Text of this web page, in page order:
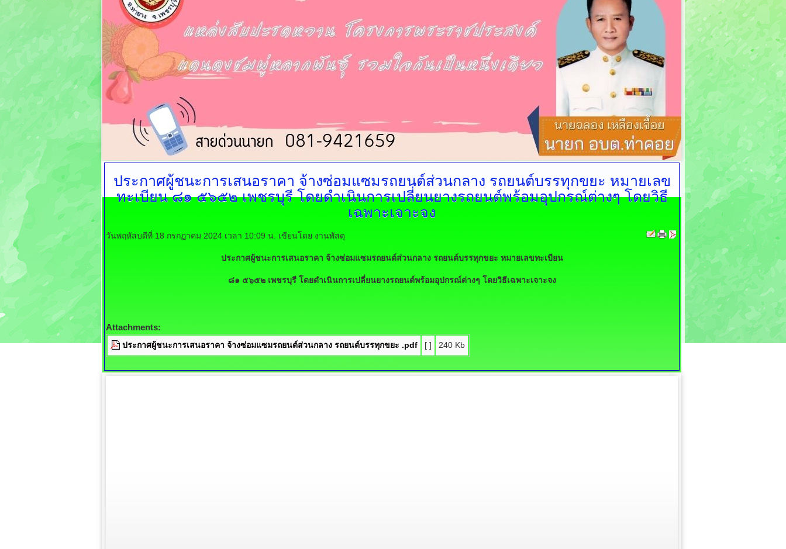
ประกาศผู้ชนะการเสนอราคา จ้างซ่อมแซมรถยนต์ส่วนกลาง รถยนต์บรรทุกขยะ หมายเลข
ทะเบียน ๘๑ ๕๖๕๒ เพชรบุรี โดยดำเนินการเปลี่ยนยางรถยนต์พร้อมอุปกรณ์ต่างๆ โดยวิธี
เฉพาะเจาะจง
วันพฤหัสบดีที่ 18 กรกฏาคม 2024 เวลา 10:09 น. เขียนโดย งานพัสดุ
ประกาศผู้ชนะการเสนอราคา จ้างซ่อมแซมรถยนต์ส่วนกลาง รถยนต์บรรทุกขยะ หมายเลขทะเบียน
๘๑ ๕๖๕๒ เพชรบุรี โดยดำเนินการเปลี่ยนยางรถยนต์พร้อมอุปกรณ์ต่างๆ โดยวิธีเฉพาะเจาะจง
Attachments:
ประกาศผู้ชนะการเสนอราคา จ้างซ่อมแซมรถยนต์ส่วนกลาง รถยนต์บรรทุกขยะ .pdf [ ] 240 Kb